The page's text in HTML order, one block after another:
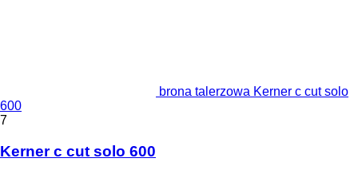
brona talerzowa Kerner c cut solo
600
7
Kerner c cut solo 600